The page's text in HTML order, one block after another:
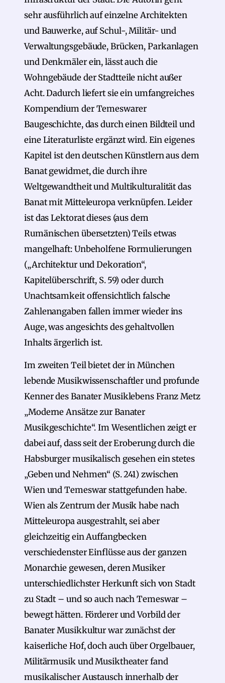
sehr ausführlich auf einzelne Architekten
und Bauwerke, auf Schul-, Militär- und
Verwaltungsgebäude, Brücken, Parkanlagen
und Denkmäler ein, lässt auch die
Wohngebäude der Stadtteile nicht außer
Acht. Dadurch liefert sie ein umfangreiches
Kompendium der Temeswarer
Baugeschichte, das durch einen Bildteil und
eine Literaturliste ergänzt wird. Ein eigenes
Kapitel ist den deutschen Künstlern aus dem
Banat gewidmet, die durch ihre
Weltgewandtheit und Multikulturalität das
Banat mit Mitteleuropa verknüpfen. Leider
ist das Lektorat dieses (aus dem
Rumänischen übersetzten) Teils etwas
mangelhaft: Unbeholfene Formulierungen
(„Architektur und Dekoration“,
Kapitelüberschrift, S. 59) oder durch
Unachtsamkeit offensichtlich falsche
Zahlenangaben fallen immer wieder ins
Auge, was angesichts des gehaltvollen
Inhalts ärgerlich ist.
Im zweiten Teil bietet der in München
lebende Musikwissenschaftler und profunde
Kenner des Banater Musiklebens Franz Metz
„Moderne Ansätze zur Banater
Musikgeschichte“. Im Wesentlichen zeigt er
dabei auf, dass seit der Eroberung durch die
Habsburger musikalisch gesehen ein stetes
„Geben und Nehmen“ (S. 241) zwischen
Wien und Temeswar stattgefunden habe.
Wien als Zentrum der Musik habe nach
Mitteleuropa ausgestrahlt, sei aber
gleichzeitig ein Auffangbecken
verschiedenster Einflüsse aus der ganzen
Monarchie gewesen, deren Musiker
unterschiedlichster Herkunft sich von Stadt
zu Stadt – und so auch nach Temeswar –
bewegt hätten. Förderer und Vorbild der
Banater Musikkultur war zunächst der
kaiserliche Hof, doch auch über Orgelbauer,
Militärmusik und Musiktheater fand
musikalischer Austausch innerhalb der